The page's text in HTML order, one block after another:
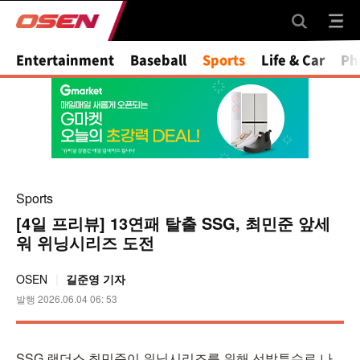
Mute
Entertainment Baseball Sports Life & Car
Sports
[4일 프리뷰] 13연패 탈출 SSG, 최민준 앞세
워 위닝시리즈 도전
OSEN 길준영 기자
발행 2026.06.04 06: 53